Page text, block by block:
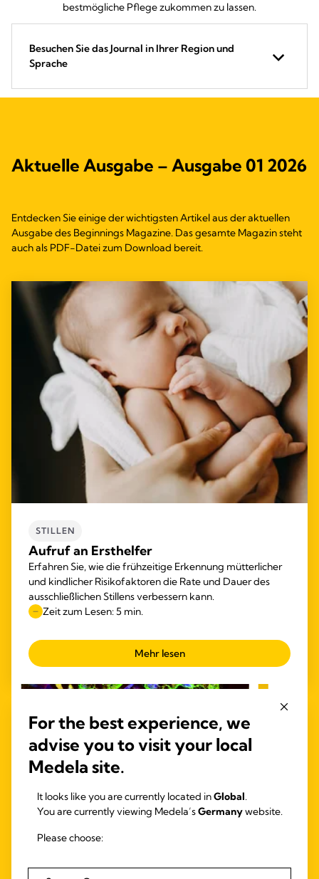
bestmögliche Pflege zukommen zu lassen.
Besuchen Sie das Journal in Ihrer Region und
Sprache
Aktuelle Ausgabe – Ausgabe 01 2026
Entdecken Sie einige der wichtigsten Artikel aus der aktuellen
Ausgabe des Beginnings Magazine. Das gesamte Magazin steht
auch als PDF-Datei zum Download bereit.
STILLEN
Aufruf an Ersthelfer
Erfahren Sie, wie die frühzeitige Erkennung mütterlicher
und kindlicher Risikofaktoren die Rate und Dauer des
ausschließlichen Stillens verbessern kann.
Zeit zum Lesen: 5 min.
Mehr lesen
For the best experience, we
advise you to visit your local
Medela site.
It looks like you are currently located inGlobal.
You are currently viewing Medela’sGermanywebsite.
Please choose: